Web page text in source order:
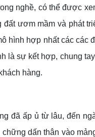
nghề, có thể được
ươm mầm và phát
hình hợp nhất các
là sự kết hợp, chung
hàng.
đã ấp ủ từ lâu, đến
dấn thân vào